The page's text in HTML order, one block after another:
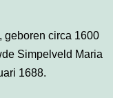
geboren circa 1600
Simpelveld Maria
1688.